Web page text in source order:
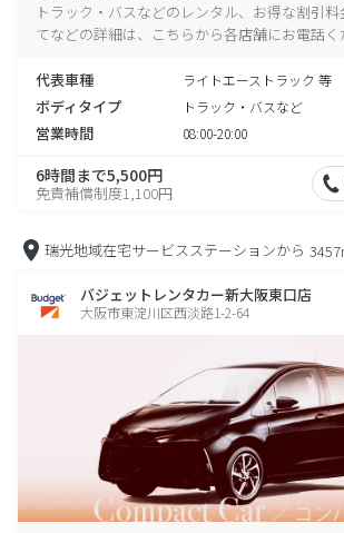
トラック・バスなどのレンタル、お得な割引
てなどの詳細は、こちらから各店舗にお電話く
代表車種 ライトエーストラック 等
ボディタイプ トラック・バスなど
営業時間 08:00-20:00
6時間まで5,500円
免責補償制度1,100円
瑞光地域在宅サービスステーションから
バジェットレンタカー新大阪東口店
大阪市東淀川区西淡路1-2-64